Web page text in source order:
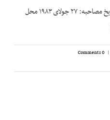
روایت‌کننده: آقای خسرو شاکری تاریخ مصاحبه: ۲۷ جولای ۱۹۸۳ محل
|
0 Comments